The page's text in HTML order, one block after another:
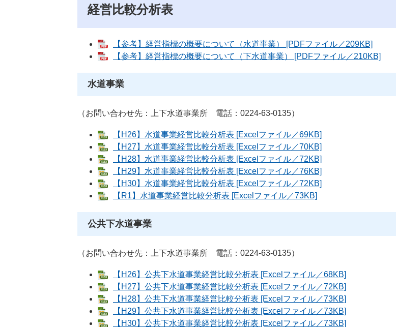
経営比較分析表
【参考】経営指標の概要について（水道事業） [PDFファイル／209KB]
【参考】経営指標の概要について（下水道事業） [PDFファイル／210KB]
水道事業
（お問い合わせ先：上下水道事業所 電話：0224-63-0135）
【H26】水道事業経営比較分析表 [Excelファイル／69KB]
【H27】水道事業経営比較分析表 [Excelファイル／70KB]
【H28】水道事業経営比較分析表 [Excelファイル／72KB]
【H29】水道事業経営比較分析表 [Excelファイル／76KB]
【H30】水道事業経営比較分析表 [Excelファイル／72KB]
【R1】水道事業経営比較分析表 [Excelファイル／73KB]
公共下水道事業
（お問い合わせ先：上下水道事業所 電話：0224-63-0135）
【H26】公共下水道事業経営比較分析表 [Excelファイル／68KB]
【H27】公共下水道事業経営比較分析表 [Excelファイル／72KB]
【H28】公共下水道事業経営比較分析表 [Excelファイル／73KB]
【H29】公共下水道事業経営比較分析表 [Excelファイル／73KB]
【H30】公共下水道事業経営比較分析表 [Excelファイル／73KB]